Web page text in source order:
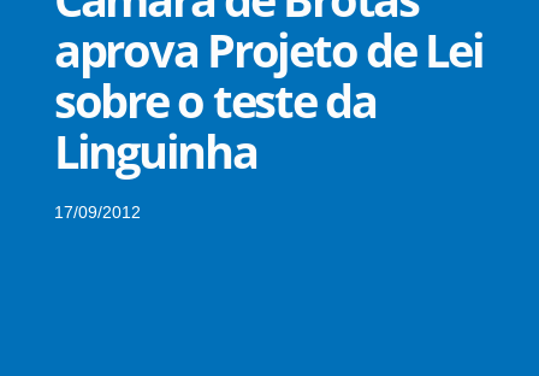
aprova Projeto de Lei
sobre o teste da
Linguinha
17/09/2012